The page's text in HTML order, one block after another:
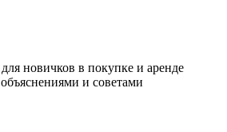
новичков в покупке и аренде
и советами